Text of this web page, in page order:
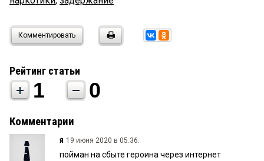
Комментировать
Рейтинг статьи
1 0
Комментарии
я 19 июня 2020 в 05:36:
пойман на сбыте героина через интернет